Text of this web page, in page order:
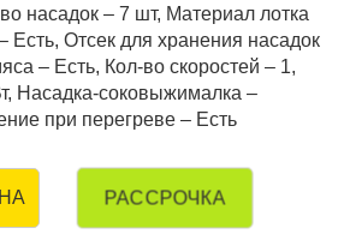
насадок – 7 шт, Материал лотка
Есть, Отсек для хранения насадок
– Есть, Кол-во скоростей – 1,
Насадка-соковыжималка –
при перегреве – Есть
РАССРОЧКА